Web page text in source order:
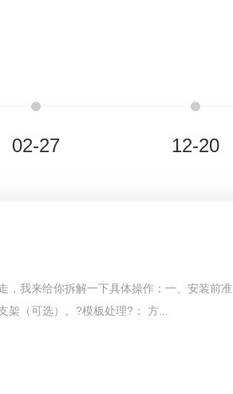
02-27 12-20
，我来给你拆解一下具体操作：一、安装前准
架（可选）。?模板处理?： 方...